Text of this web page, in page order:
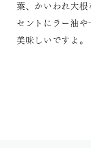
葉、かいわれ大根
セントにラー油
美味しいですよ。